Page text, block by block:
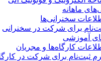
ماهانه
سخنرانی‌‌ها
برای شرکت در سخنرانی
آموزشی
کارگاه‌ها و مجریان
ثبت‌نام برای شرکت در کارگاه